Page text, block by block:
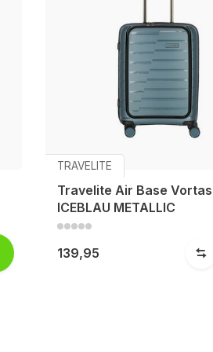
TRAVELITE
Travelite Air Base
ICEBLAU METALLIC
139,95